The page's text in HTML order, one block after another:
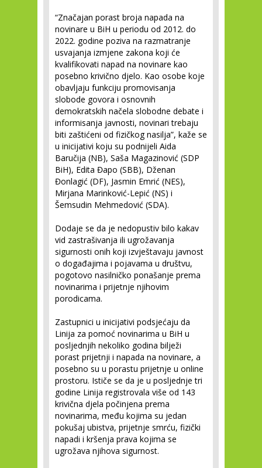
“Značajan porast broja napada na
novinare u BiH u periodu od 2012. do
2022. godine poziva na razmatranje
usvajanja izmjene zakona koji će
kvalifikovati napad na novinare kao
posebno krivično djelo. Kao osobe koje
obavljaju funkciju promovisanja
slobode govora i osnovnih
demokratskih načela slobodne debate i
informisanja javnosti, novinari trebaju
biti zaštićeni od fizičkog nasilja”, kaže se
u inicijativi koju su podnijeli Aida
Baručija (NB), Saša Magazinović (SDP
BiH), Edita Đapo (SBB), Dženan
Đonlagić (DF), Jasmin Emrić (NES),
Mirjana Marinković-Lepić (NS) i
Šemsudin Mehmedović (SDA).
Dodaje se da je nedopustiv bilo kakav
vid zastrašivanja ili ugrožavanja
sigurnosti onih koji izvještavaju javnost
o događajima i pojavama u društvu,
pogotovo nasilničko ponašanje prema
novinarima i prijetnje njihovim
porodicama.
Zastupnici u inicijativi podsjećaju da
Linija za pomoć novinarima u BiH u
posljednjih nekoliko godina bilježi
porast prijetnji i napada na novinare, a
posebno su u porastu prijetnje u online
prostoru. Ističe se da je u posljednje tri
godine Linija registrovala više od 143
krivična djela počinjena prema
novinarima, među kojima su jedan
pokušaj ubistva, prijetnje smrću, fizički
napadi i kršenja prava kojima se
ugrožava njihova sigurnost.